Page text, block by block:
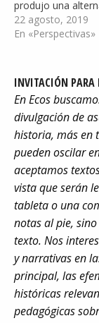
produjo una
para aquellas
que desean ser
serlo por sí
maternidad
Este término se
como:
padres y madres
22 agosto, 2019
En «Perspectivas»
INVITACIÓN PARA
En Ecos
divulgación de
historia, más en
pueden oscilar
aceptamos
vista que serán
tableta o una
notas al pie,
texto. Nos
y narrativas en
principal, las
históricas
pedagógicas